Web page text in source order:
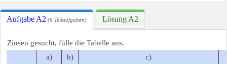
Aufgabe A2 (6 Teilaufgaben) Lösung A2
Zinsen gesucht, fülle die Tabelle aus.
a)
b) c)